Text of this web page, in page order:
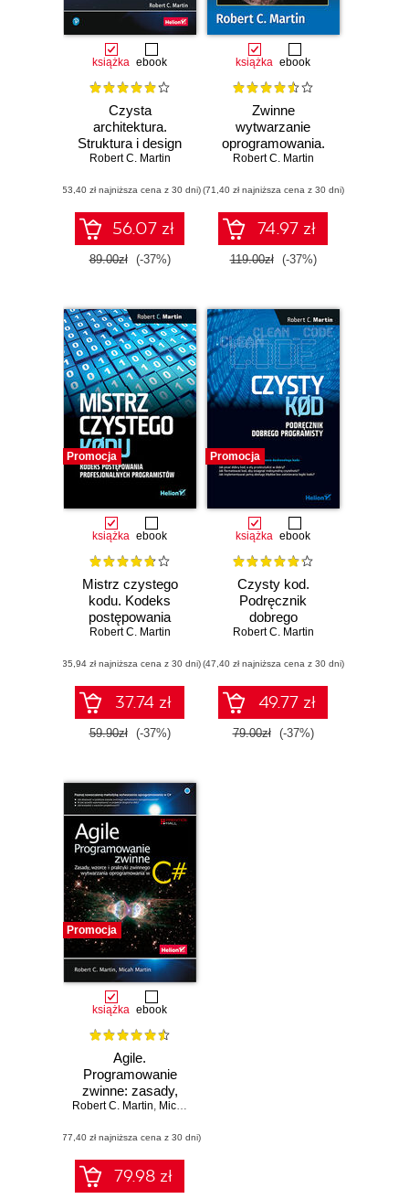
książka ebook
Czysta
architektura.
Struktura i design
oprogramowania.
profesjonalistów
Robert C. Martin
(53,40 zł najniższa cena z 30 dni)
56.07 zł
89.00zł (-37%)
książka ebook
Zwinne
wytwarzanie
oprogramowania.
Najlepsze zasady,
Robert C. Martin
(71,40 zł najniższa cena z 30 dni)
74.97 zł
119.00zł (-37%)
Promocja
książka ebook
Mistrz czystego
kodu. Kodeks
postępowania
profesjonalnych
Robert C. Martin
(35,94 zł najniższa cena z 30 dni)
37.74 zł
59.90zł (-37%)
Promocja
książka ebook
Czysty kod.
Podręcznik
dobrego
programisty
Robert C. Martin
(47,40 zł najniższa cena z 30 dni)
49.77 zł
79.00zł (-37%)
Promocja
książka ebook
Agile.
Programowanie
zwinne: zasady,
wzorce i praktyki
wytwarzania
oprogramowania w
C#
Robert C. Martin, Micah Martin
(77,40 zł najniższa cena z 30 dni)
79.98 zł